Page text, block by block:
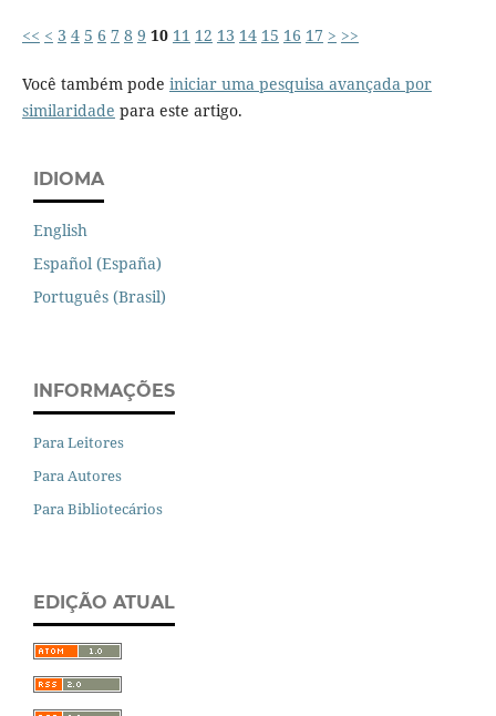
<< < 3 4 5 6 7 8 9 10 11 12 13 14 15 16 17 > >>
Você também pode iniciar uma pesquisa avançada por
similaridade para este artigo.
IDIOMA
English
Español (España)
Português (Brasil)
INFORMAÇÕES
Para Leitores
Para Autores
Para Bibliotecários
EDIÇÃO ATUAL